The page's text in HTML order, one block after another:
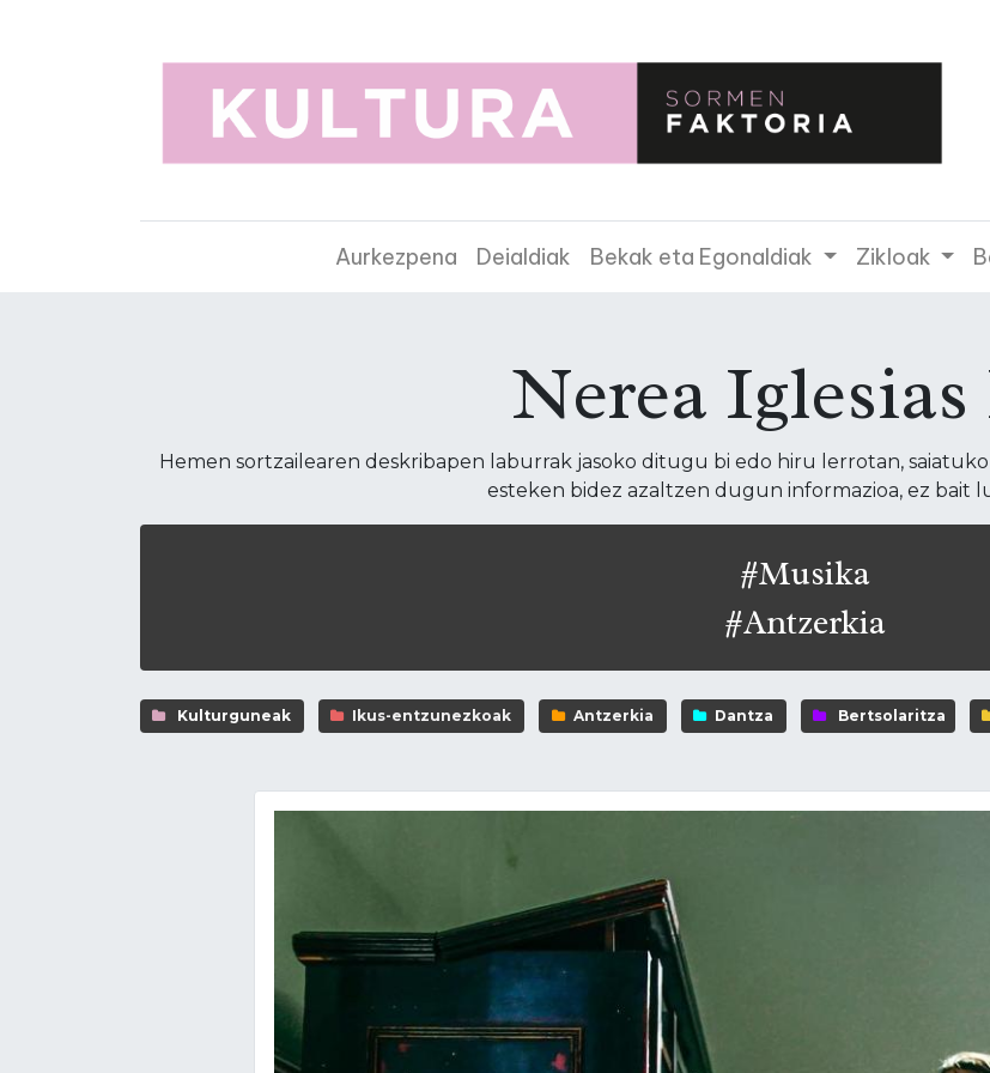
Aurkezpena Deialdiak Bekak eta Egonaldiak Zikloak
Nerea
Hemen sortzailearen deskribapen laburrak jasoko ditugu bi edo hiru lerrotan,
esteken bidez azaltzen dugun informazioa, ez bait
#Musika
#Antzerkia
Kulturguneak Ikus-entzunezkoak Antzerkia Dantza Bertsolaritza